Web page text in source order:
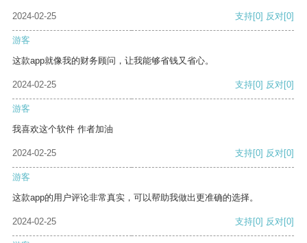
2024-02-25 支持[0] 反对[0]
游客
这款app就像我的财务顾问，让我能够省钱又省心。
2024-02-25 支持[0] 反对[0]
游客
我喜欢这个软件 作者加油
2024-02-25 支持[0] 反对[0]
游客
这款app的用户评论非常真实，可以帮助我做出更准确的选择。
2024-02-25 支持[0] 反对[0]